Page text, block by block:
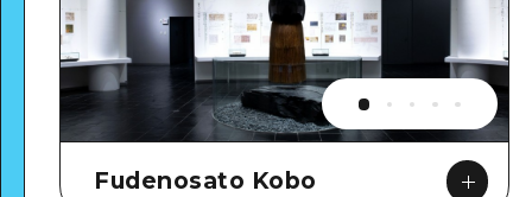
Fudenosato Kobo